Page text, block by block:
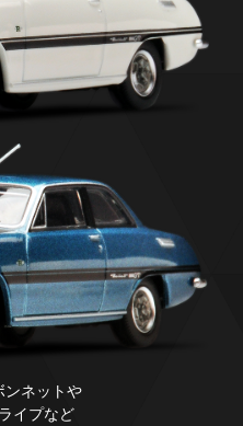
ンネットや
イプなど